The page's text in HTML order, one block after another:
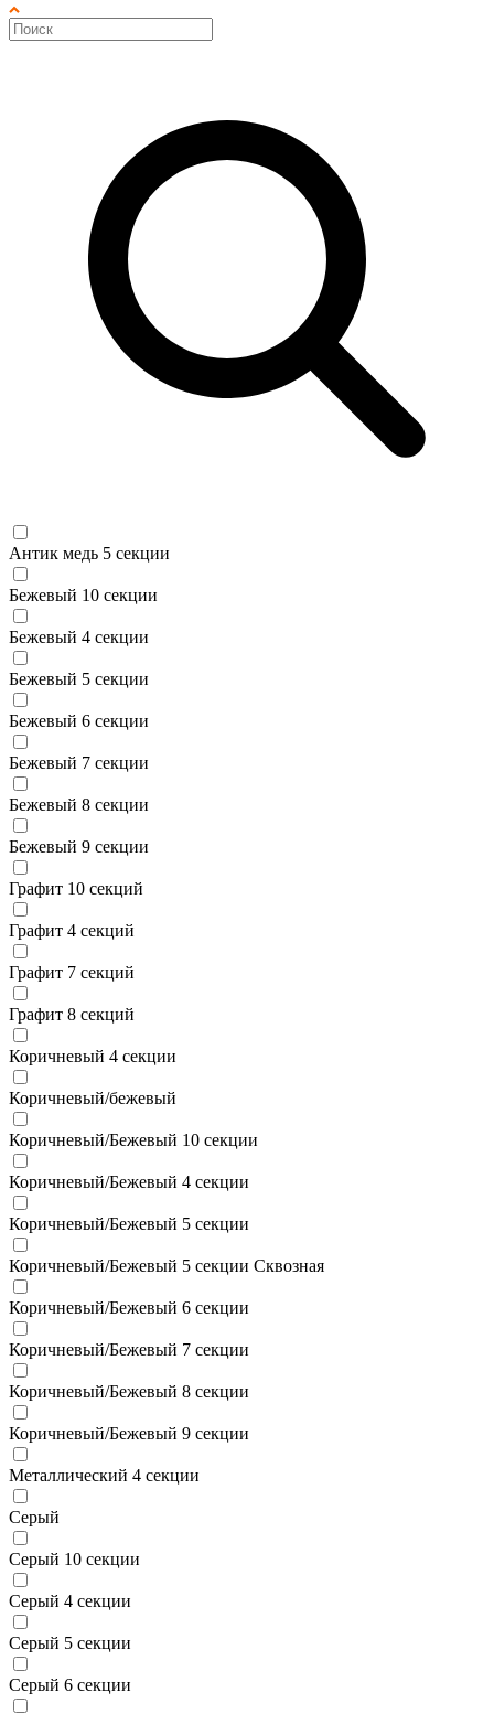
Антик медь 5 секции
Бежевый 10 секции
Бежевый 4 секции
Бежевый 5 секции
Бежевый 6 секции
Бежевый 7 секции
Бежевый 8 секции
Бежевый 9 секции
Графит 10 секций
Графит 4 секций
Графит 7 секций
Графит 8 секций
Коричневый 4 секции
Коричневый/бежевый
Коричневый/Бежевый 10 секции
Коричневый/Бежевый 4 секции
Коричневый/Бежевый 5 секции
Коричневый/Бежевый 5 секции Сквозная
Коричневый/Бежевый 6 секции
Коричневый/Бежевый 7 секции
Коричневый/Бежевый 8 секции
Коричневый/Бежевый 9 секции
Металлический 4 секции
Серый
Серый 10 секции
Серый 4 секции
Серый 5 секции
Серый 6 секции